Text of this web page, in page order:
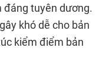
đáng tuyên dương.
khó dễ cho bản
kiểm điểm bản